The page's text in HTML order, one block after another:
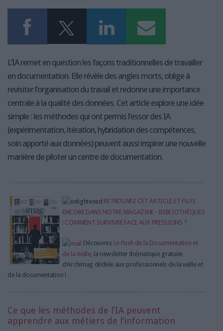
L’IA remet en question les façons traditionnelles de travailler
en documentation. Elle révèle des angles morts, oblige à
revisiter l’organisation du travail et redonne une importance
centrale à la qualité des données. Cet article explore une idée
simple : les méthodes qui ont permis l’essor des IA
(expérimentation, itération, hybridation des compétences,
soin apporté aux données) peuvent aussi inspirer une nouvelle
manière de piloter un centre de documentation.
RETROUVEZ CET ARTICLE ET PLUS
ENCORE DANS NOTRE MAGAZINE - BIBLIOTHÈQUES
: COMMENT SURVIVRE FACE AUX PRESSIONS ?
Découvrez Le Push de la Documentation et
de la Veille, la newsletter thématique gratuite
d'Archimag dédiée aux professionnels de la veille et
de la documentation !
Ce que les méthodes de l’IA peuvent
apprendre aux métiers de l’information